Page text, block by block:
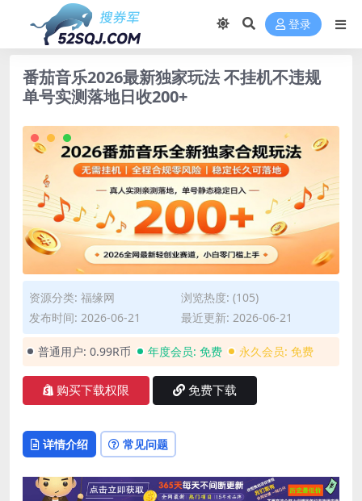
登录
番茄音乐2026最新独家玩法 不挂机不违规
单号实测落地日收200+
资源分类: 福缘网
浏览热度: (105)
发布时间: 2026-06-21
最近更新: 2026-06-21
普通用户: 0.99R币 年度会员: 免费 永久会员: 免费
购买下载权限 免费下载
详情介绍 常见问题